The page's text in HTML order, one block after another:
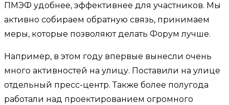
ПМЭФ удобнее, эффективнее для участников. Мы
активно собираем обратную связь, принимаем
меры, которые позволяют делать Форум лучше.
Например, в этом году впервые вынесли очень
много активностей на улицу. Поставили на улице
отдельный пресс-центр. Также более полугода
работали над проектированием огромного